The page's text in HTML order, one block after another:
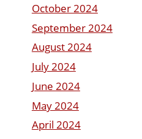
October 2024
September 2024
August 2024
July 2024
June 2024
May 2024
April 2024